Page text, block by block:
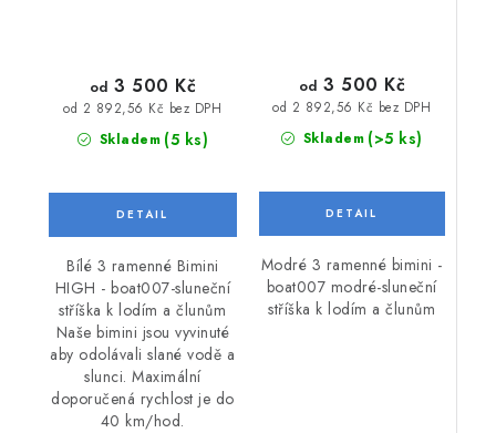
Skladem (5 ks)
od 2 892,56 Kč bez DPH
od 3 500 Kč
Bílé 3 ramenné Bimini
HIGH - boat007-sluneční
stříška k lodím a člunům
Naše bimini jsou vyvinuté
aby odolávali slané vodě a
slunci. Maximální
doporučená rychlost je do
40 km/hod.
Skladem (>5 ks)
od 2 892,56 Kč bez DPH
od 3 500 Kč
Modré 3 ramenné bimini -
boat007 modré-sluneční
stříška k lodím a člunům